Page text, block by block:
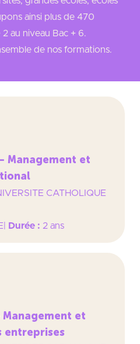
ainsi plus de 470
au niveau Bac + 6.
de nos formations.
– Management et
CATHOLIQUE
Durée : 2 ans
Management et
entreprises